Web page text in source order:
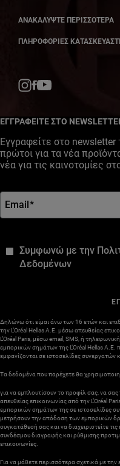
ΑΝΑΚΑΛΎΨΤΕ ΠΕΡΙΣΣΌΤΕΡΑ
ΠΛΗΡΟΦΟΡΙΕΣ
ΕΓΓΡΑΦΕΙΤΕ ΣΤΟ
Εγγραφείτε στο newsletter
πρώτοι για τα νέα
νέα για τις καινοτομίες
Email*
Συμφωνώ με την
Δεδομένων
Δηλώνω ότι είμαι άνω των 16 ετών και
την L’Oréal Hellas A.E. μέσω απευθείας
L’Oréal Paris, μέσω email, SMS, ή
εμπορικών σημάτων της L’Oréal Hellas
εμφανίζονται σε ιστοσελίδες συνεργατών
Τα δεδομένα που παρέχετε θα
για να εμπλουτίσουν το προφίλ σας, να
απευθείας επικοινωνίας από την L’Oréal
εμπορικών σημάτων της σε ιστοσελίδες
μετρήσουν την απόδοση των εμπορικών
συγκατάθεσή σας και να διαχειριστείτε
συνδέσμου διαγραφής και ρύθμισης
επικοινωνίες.
Για να μάθετε περισσότερα σχετικά με